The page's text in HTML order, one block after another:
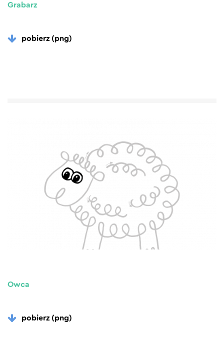
Grabarz
pobierz (png)
Owca
pobierz (png)